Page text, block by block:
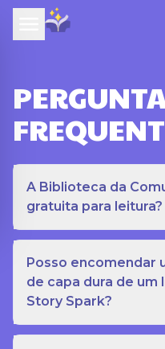
A Biblioteca da
gratuita para leitura?
Posso encomendar
de capa dura de um
Story Spark?